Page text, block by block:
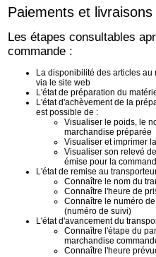
Paiements et livraisons
Les étapes consultables
commande :
La disponibilité des articles
via le site web
L'état de préparation du
L'état d'achèvement de la
est possible de :
Visualiser le poids, le
marchandise préparée
Visualiser et imprimer
Visualiser son relevé
émise pour la
L'état de remise au
Connaître le nom du
Connaître l'heure de
Connaître le numéro
(numéro de suivi)
L'état d'avancement du
Connaître l'étape du
marchandise
Connaître l'heure